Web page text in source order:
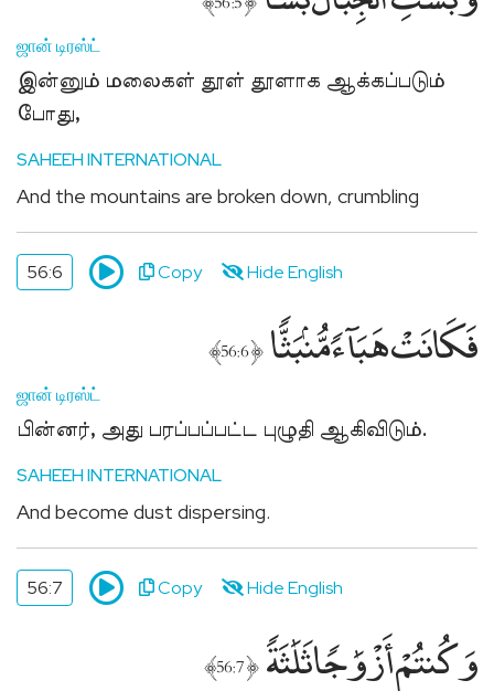
ஜான் டிரஸ்ட்
இன்னும் மலைகள் தூள் தூளாக ஆக்கப்படும்
போது,
SAHEEH INTERNATIONAL
And the mountains are broken down, crumbling
56:6 Copy Hide English
فَكَانَتْ هَبَآءًۭ مُّنۢبَثًّۭا ﴿56:6﴾
ஜான் டிரஸ்ட்
பின்னர், அது பரப்பப்பட்ட புழுதி ஆகிவிடும்.
SAHEEH INTERNATIONAL
And become dust dispersing.
56:7 Copy Hide English
وَكُنتُمْ أَزْوَٰجًۭا ثَلَٰثَةًۭ ﴿56:7﴾